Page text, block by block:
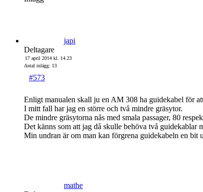
japi
Deltagare
17 april 2014 kl. 14.23
Antal inlägg: 13
#573
Enligt manualen skall ju en AM 308 ha guidekabel för
I mitt fall har jag en större och två mindre gräsytor.
De mindre gräsytorna nås med smala passager, 80
Det känns som att jag då skulle behöva två
Min undran är om man kan förgrena guidekabeln en bit
mathe